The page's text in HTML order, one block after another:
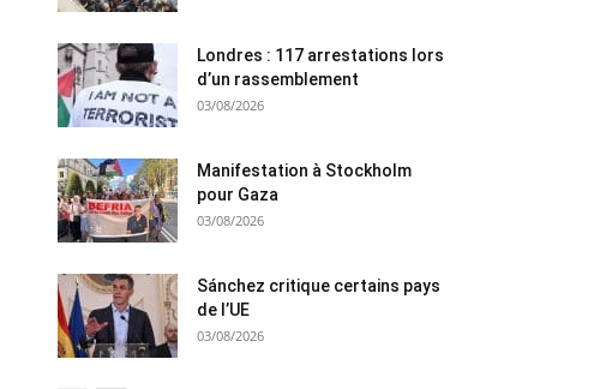
Londres : 117 arrestations lors
d’un rassemblement
03/08/2026
Manifestation à Stockholm
pour Gaza
03/08/2026
Sánchez critique certains pays
de l’UE
03/08/2026